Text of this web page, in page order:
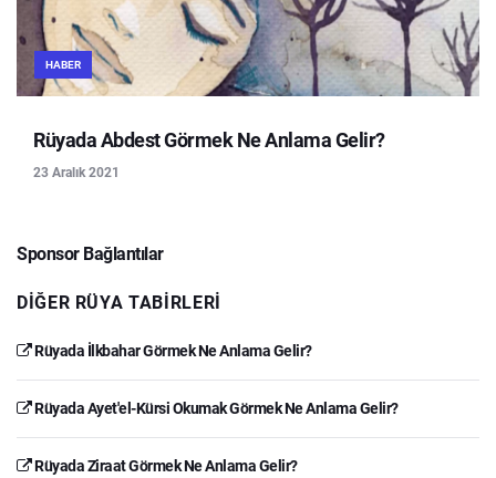
HABER
Rüyada Abdest Görmek Ne Anlama Gelir?
23 Aralık 2021
Sponsor Bağlantılar
DIĞER RÜYA TABIRLERI
Rüyada İlkbahar Görmek Ne Anlama Gelir?
Rüyada Ayet'el-Kürsi Okumak Görmek Ne Anlama Gelir?
Rüyada Ziraat Görmek Ne Anlama Gelir?